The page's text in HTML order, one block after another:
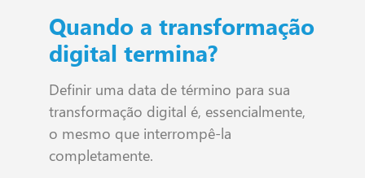
Quando a transformação
digital termina?
Definir uma data de término para sua
transformação digital é, essencialmente,
o mesmo que interrompê-la
completamente.